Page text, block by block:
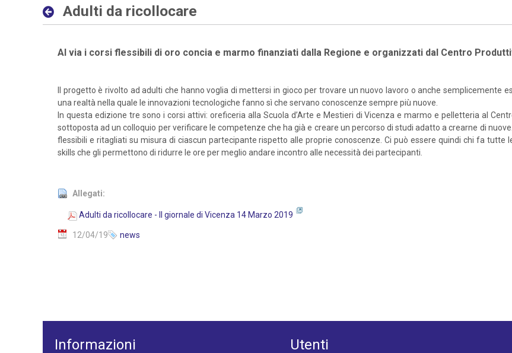
Adulti da ricollocare
Al via i corsi flessibili di oro concia e marmo finanziati dalla Regione e organizzati dal Centro
Il progetto è rivolto ad adulti che hanno voglia di mettersi in gioco per trovare un nuovo lavoro o anche semplicemente
una realtà nella quale le innovazioni tecnologiche fanno sì che servano conoscenze sempre più nuove.
In questa edizione tre sono i corsi attivi: oreficeria alla Scuola d’Arte e Mestieri di Vicenza e marmo e pelletteria al
sottoposta ad un colloquio per verificare le competenze che ha già e creare un percorso di studi adatto a crearne di
flessibili e ritagliati su misura di ciascun partecipante rispetto alle proprie conoscenze. Ci può essere quindi chi fa
skills che gli permettono di ridurre le ore per meglio andare incontro alle necessità dei partecipanti.
Allegati:
Adulti da ricollocare - Il giornale di Vicenza 14 Marzo 2019
12/04/19 news
Informazioni Utenti